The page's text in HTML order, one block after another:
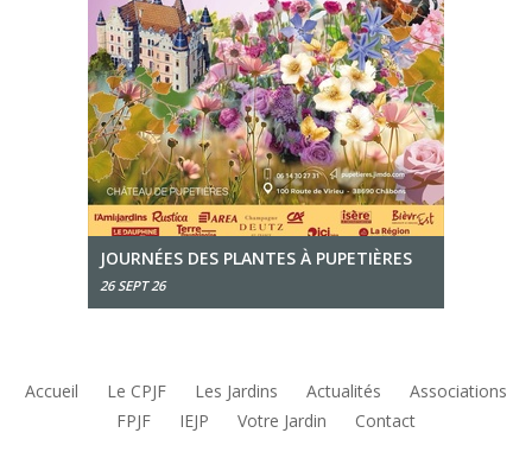
JOURNÉES DES PLANTES À PUPETIÈRES
26 SEPT 26
Accueil Le CPJF Les Jardins Actualités
Associations
FPJF
IEJP Votre Jardin Contact